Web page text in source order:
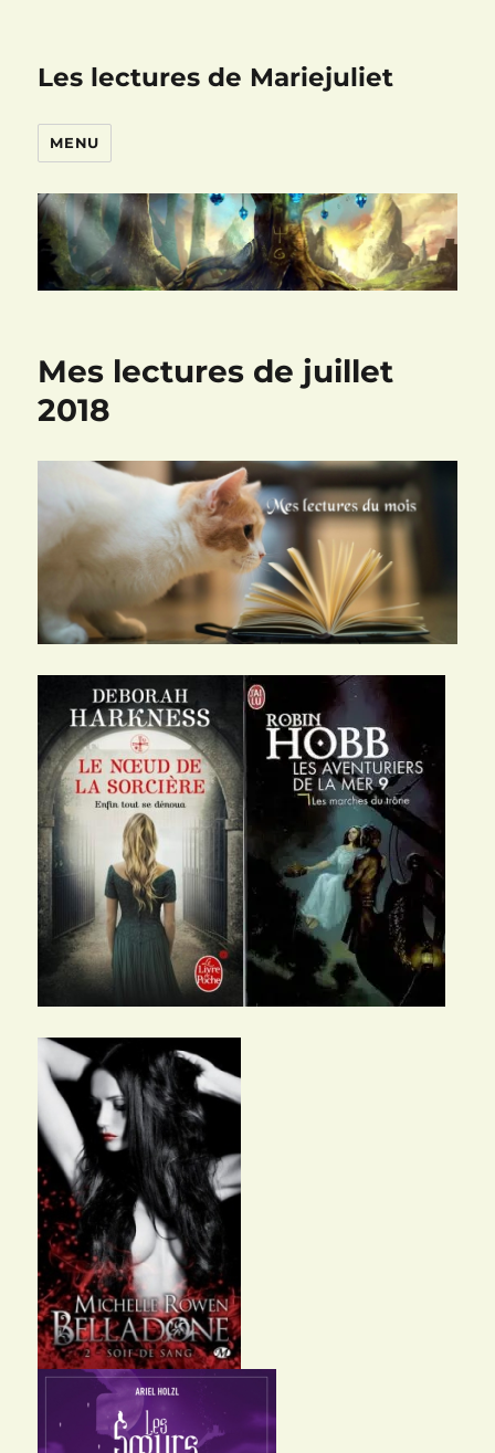
Les lectures de Mariejuliet
MENU
Mes lectures de juillet
2018